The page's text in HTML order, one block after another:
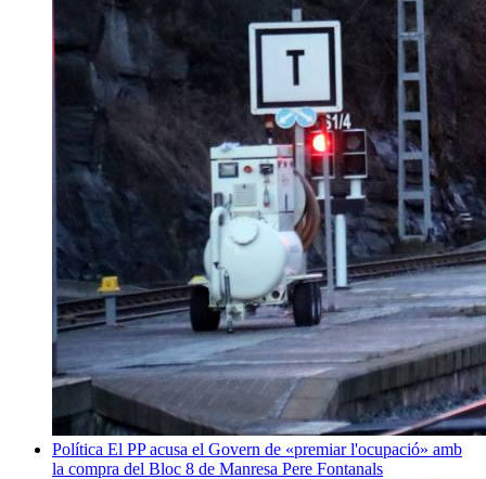
Política El PP acusa el Govern de «premiar l'ocupació» amb
la compra del Bloc 8 de Manresa Pere Fontanals